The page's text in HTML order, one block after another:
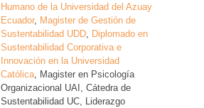
Humano de la Universidad del Azuay
Ecuador, Magister de Gestión de
Sustentabilidad UDD Diplomado en
Sustentabilidad Corporativa e
Innovación en la Universidad
Católica , Magister en Psicología
Organizacional UAI, Cátedra de
Sustentabilidad UC, Liderazgo